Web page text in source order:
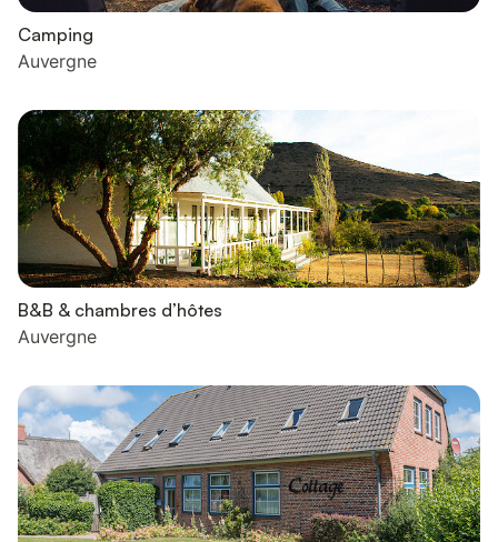
Camping
Auvergne
B&B & chambres d’hôtes
Auvergne